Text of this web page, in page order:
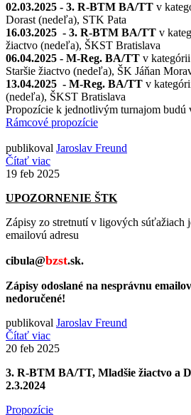
02.03.2025 - 3. R-BTM BA/TT v
Dorast (nedeľa), STK Pata
16.03.2025 - 3. R-BTM BA/TT v
žiactvo (nedeľa), ŠKST Bratislava
06.04.2025 - M-Reg. BA/TT v
Staršie žiactvo (nedeľa), ŠK Jáňan
13.04.2025 - M-Reg. BA/TT v
(nedeľa), ŠKST Bratislava
Propozície k jednotlivým turnajom budú
Rámcové propozície
publikoval Jaroslav Freund
Čítať viac
19 feb 2025
UPOZORNENIE ŠTK
Zápisy zo stretnutí v ligových súťažiach
emailovú adresu
cibula@bzst.sk.
Zápisy odoslané na nesprávnu
nedoručené!
publikoval Jaroslav Freund
Čítať viac
20 feb 2025
3. R-BTM BA/TT, Mladšie žiactvo a
2.3.2024
Propozície